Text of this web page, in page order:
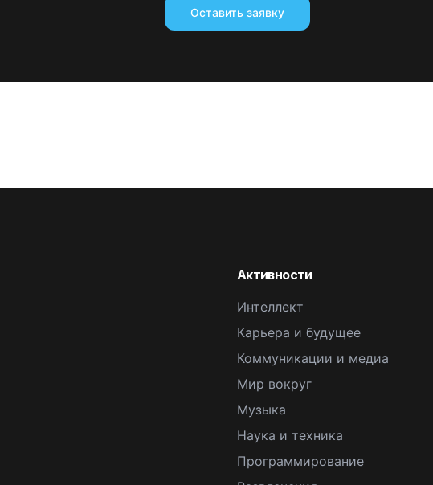
Оставить заявку
Активности
Интеллект
Карьера и будущее
Коммуникации и медиа
Мир вокруг
Музыка
Наука и техника
Программирование